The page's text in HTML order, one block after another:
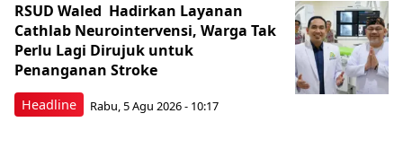
Headline
RSUD Waled Hadirkan Layanan
Cathlab Neurointervensi, Warga Tak
Perlu Lagi Dirujuk untuk
Penanganan Stroke
Rabu, 5 Agu 2026 - 10:17